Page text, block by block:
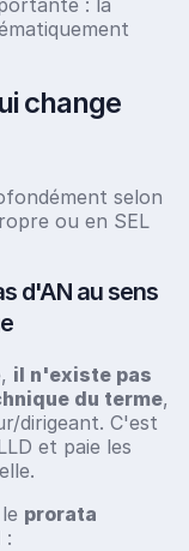
: la
change
selon
ou en SEL
d'AN au sens
il n'existe pas
du terme,
dirigeant. C'est
et paie les
prorata
: